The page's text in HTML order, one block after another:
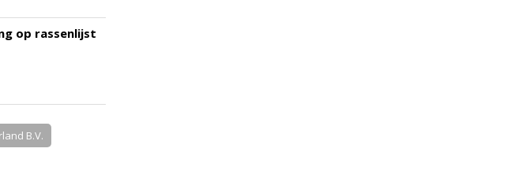
op rassenlijst
B.V.